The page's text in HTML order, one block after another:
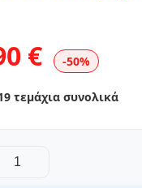
€ -50%
τεμάχια συνολικά